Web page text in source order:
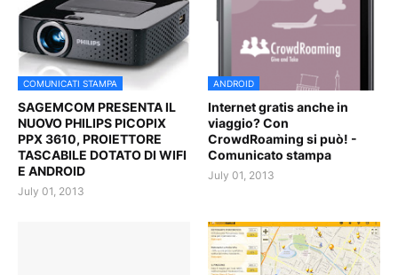
COMUNICATI STAMPA
SAGEMCOM PRESENTA IL
NUOVO PHILIPS PICOPIX
PPX 3610, PROIETTORE
TASCABILE DOTATO DI WIFI
E ANDROID
July 01, 2013
ANDROID
Internet gratis anche in
viaggio? Con
CrowdRoaming si può! -
Comunicato stampa
July 01, 2013